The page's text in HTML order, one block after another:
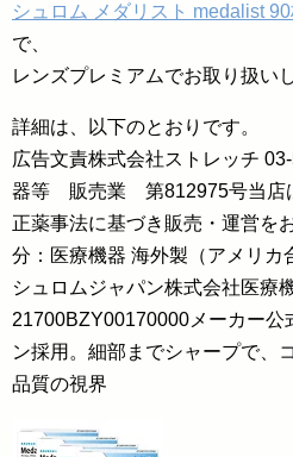
シュロム メダリスト medalist
で、
レンズプレミアムでお取り扱い
詳細は、以下のとおりです。
広告文責株式会社ストレッチ
器等 販売業 第812975号当店
正薬事法に基づき販売・運営を
分：医療機器 海外製（アメリカ
シュロムジャパン株式会社医療
21700BZY00170000メーカー公
ン採用。細部までシャープで、
品質の視界